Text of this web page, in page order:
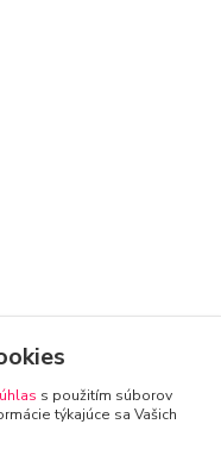
s použitím súborov
týkajúce sa Vašich